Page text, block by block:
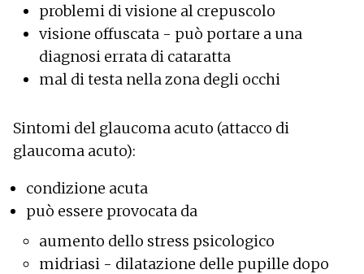
problemi di visione al crepuscolo
visione offuscata - può portare a una
diagnosi errata di cataratta
mal di testa nella zona degli occhi
Sintomi del glaucoma acuto (attacco di
glaucoma acuto):
condizione acuta
può essere provocata da
aumento dello stress psicologico
midriasi - dilatazione delle pupille dopo